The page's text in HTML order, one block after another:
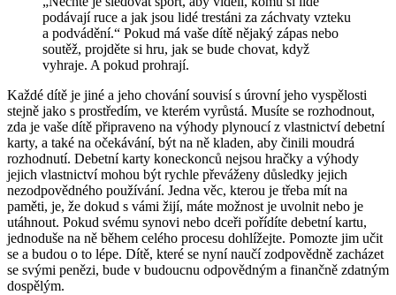
podávají ruce a jak jsou lidé trestáni za záchvaty vzteku
a podvádění.“ Pokud má vaše dítě nějaký zápas nebo
soutěž, projděte si hru, jak se bude chovat, když
vyhraje. A pokud prohrají.
Každé dítě je jiné a jeho chování souvisí s úrovní jeho vyspělosti
stejně jako s prostředím, ve kterém vyrůstá. Musíte se rozhodnout,
zda je vaše dítě připraveno na výhody plynoucí z vlastnictví debetní
karty, a také na očekávání, být na ně kladen, aby činili moudrá
rozhodnutí. Debetní karty koneckonců nejsou hračky a výhody
jejich vlastnictví mohou být rychle převáženy důsledky jejich
nezodpovědného používání. Jedna věc, kterou je třeba mít na
paměti, je, že dokud s vámi žijí, máte možnost je uvolnit nebo je
utáhnout. Pokud svému synovi nebo dceři pořídíte debetní kartu,
jednoduše na ně během celého procesu dohlížejte. Pomozte jim učit
se a budou o to lépe. Dítě, které se nyní naučí zodpovědně zacházet
se svými penězi, bude v budoucnu odpovědným a finančně zdatným
dospělým.